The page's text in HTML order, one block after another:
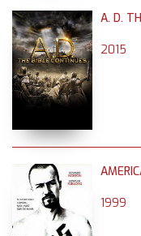
A. D.
2015
1999